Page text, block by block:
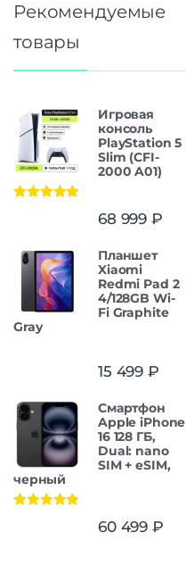
Рекомендуемые
товары
Игровая
консоль
PlayStation 5
Slim (CFI-
2000 A01)
68 999 ₽
Планшет
Xiaomi
Redmi Pad 2
4/128GB Wi-
Fi Graphite
Gray
15 499 ₽
Смартфон
Apple iPhone
16 128 ГБ,
Dual: nano
SIM + eSIM,
черный
60 499 ₽